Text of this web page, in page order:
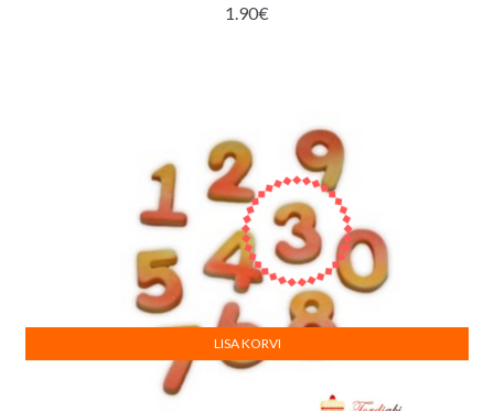
1.90€
LISA KORVI